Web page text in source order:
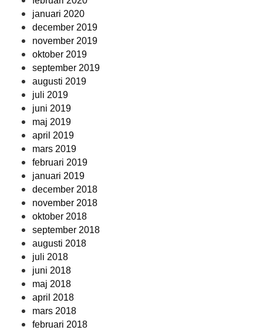
januari 2020
december 2019
november 2019
oktober 2019
september 2019
augusti 2019
juli 2019
juni 2019
maj 2019
april 2019
mars 2019
februari 2019
januari 2019
december 2018
november 2018
oktober 2018
september 2018
augusti 2018
juli 2018
juni 2018
maj 2018
april 2018
mars 2018
februari 2018